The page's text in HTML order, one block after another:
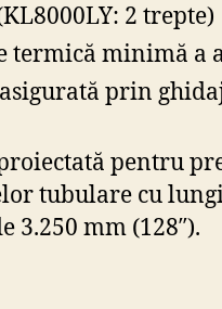
2 trepte)
termică minimă
prin
pentru
tubulare cu
3.250 mm (128″).